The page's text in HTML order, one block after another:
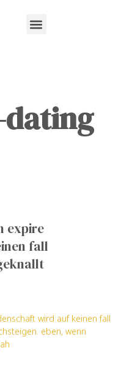
expire
fall
wird auf keinen fall
eben, wenn